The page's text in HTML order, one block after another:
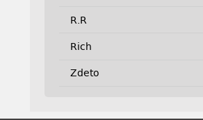
R.R
Rich
Zdeto